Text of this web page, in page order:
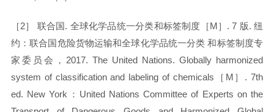
［2］ 联合国. 全球化学品统一分类和标签制度［M］. 7 版. 纽
约：联合国危险货物运输和全球化学品统一分类 和标签制度专
家委员会，2017. The United Nations. Globally harmonized
system of classification and labeling of chemicals［M］. 7th
ed. New York：United Nations Committee of Experts on the